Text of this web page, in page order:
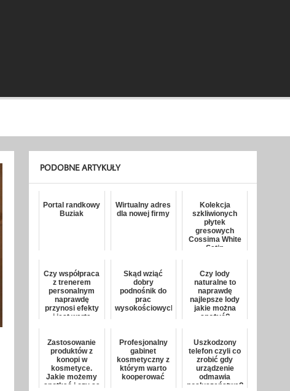
PODOBNE ARTYKUŁY
Portal randkowy
Buziak
Wirtualny adres
dla nowej firmy
Kolekcja
szkliwionych
płytek
gresowych
Cossima White
Satin
Czy współpraca
z trenerem
personalnym
naprawdę
przynosi efekty
i jest warta
Skąd wziąć
dobry
podnośnik do
prac
wysokościowych?
Czy lody
naturalne to
naprawdę
najlepsze lody
jakie można
spożyć?
Zastosowanie
produktów z
konopi w
kosmetyce.
Jakie możemy
spotkać i czy są
Profesjonalny
gabinet
kosmetyczny z
którym warto
kooperować
Uszkodzony
telefon czyli co
zrobić gdy
urządzenie
odmawia
posłuszeństwa?